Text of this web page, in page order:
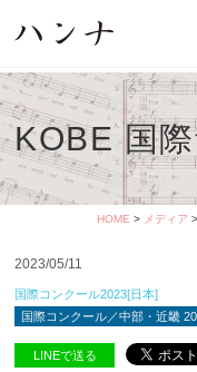
KOBE 国
HOME > メディア >
2023/05/11
国際コンクール2023[日本]
国際コンクール／中部・近畿
LINEで送る